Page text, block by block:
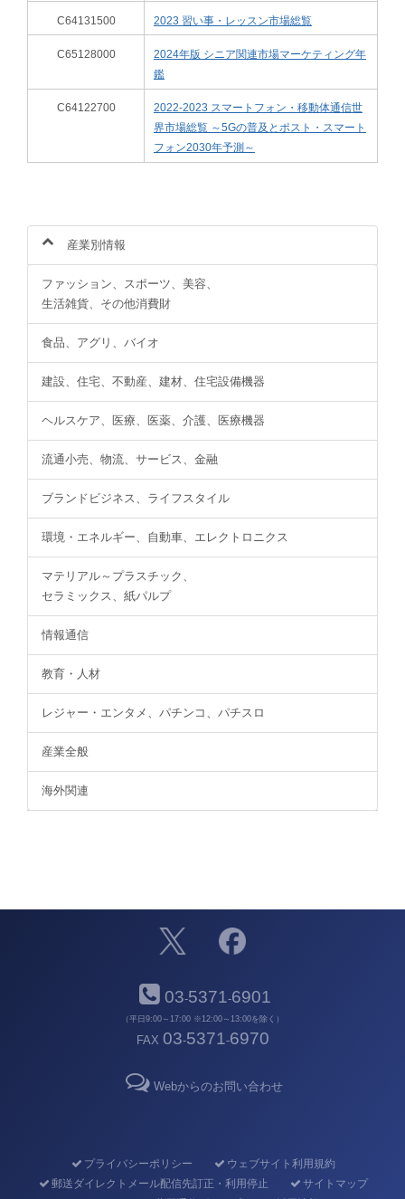
C64131500 2023 習い事・レッスン市場総覧
C65128000
2024年版 シニア関連市場マーケティング年
鑑
C64122700
2022-2023 スマートフォン・移動体通信世
界市場総覧 ～5Gの普及とポスト・スマート
フォン2030年予測～
産業別情報
ファッション、スポーツ、美容、
生活雑貨、その他消費財
食品、アグリ、バイオ
建設、住宅、不動産、建材、住宅設備機器
ヘルスケア、医療、医薬、介護、医療機器
流通小売、物流、サービス、金融
ブランドビジネス、ライフスタイル
環境・エネルギー、自動車、エレクトロニクス
マテリアル～プラスチック、
セラミックス、紙パルプ
情報通信
教育・人材
レジャー・エンタメ、パチンコ、パチスロ
産業全般
海外関連
03-5371-6901
（平日9:00～17:00 ※12:00～13:00を除く）
FAX 03-5371-6970
Webからのお問い合わせ
プライバシーポリシー
ウェブサイト利用規約
郵送ダイレクトメール配信先訂正・利用停止
サイトマップ